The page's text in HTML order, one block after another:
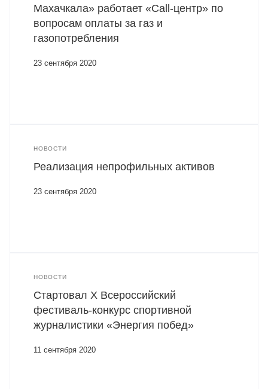
Махачкала» работает «Call-центр» по
вопросам оплаты за газ и
газопотребления
23 сентября 2020
НОВОСТИ
Реализация непрофильных активов
23 сентября 2020
НОВОСТИ
Стартовал X Всероссийский
фестиваль-конкурс спортивной
журналистики «Энергия побед»
11 сентября 2020